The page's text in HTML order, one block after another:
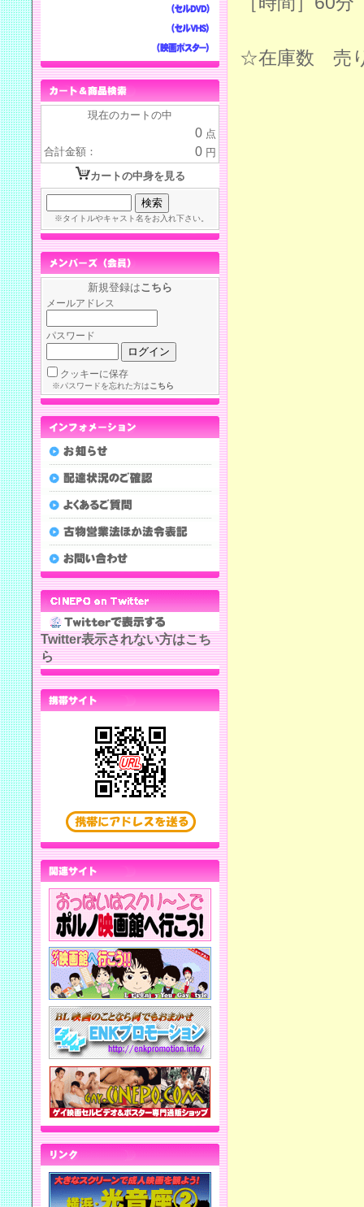
☆在庫数 売
現在のカートの中
0 点
合計金額：
0 円
カートの中身を見る
※タイトルやキャスト名をお入れ下さい。
新規登録はこちら
メールアドレス
パスワード
クッキーに保存
※パスワードを忘れた方はこちら
Twitter表示されない方はこち
ら